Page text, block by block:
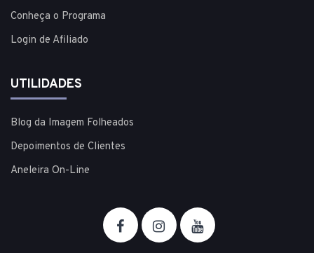
Conheça o Programa
Login de Afiliado
UTILIDADES
Blog da Imagem Folheados
Depoimentos de Clientes
Aneleira On-Line